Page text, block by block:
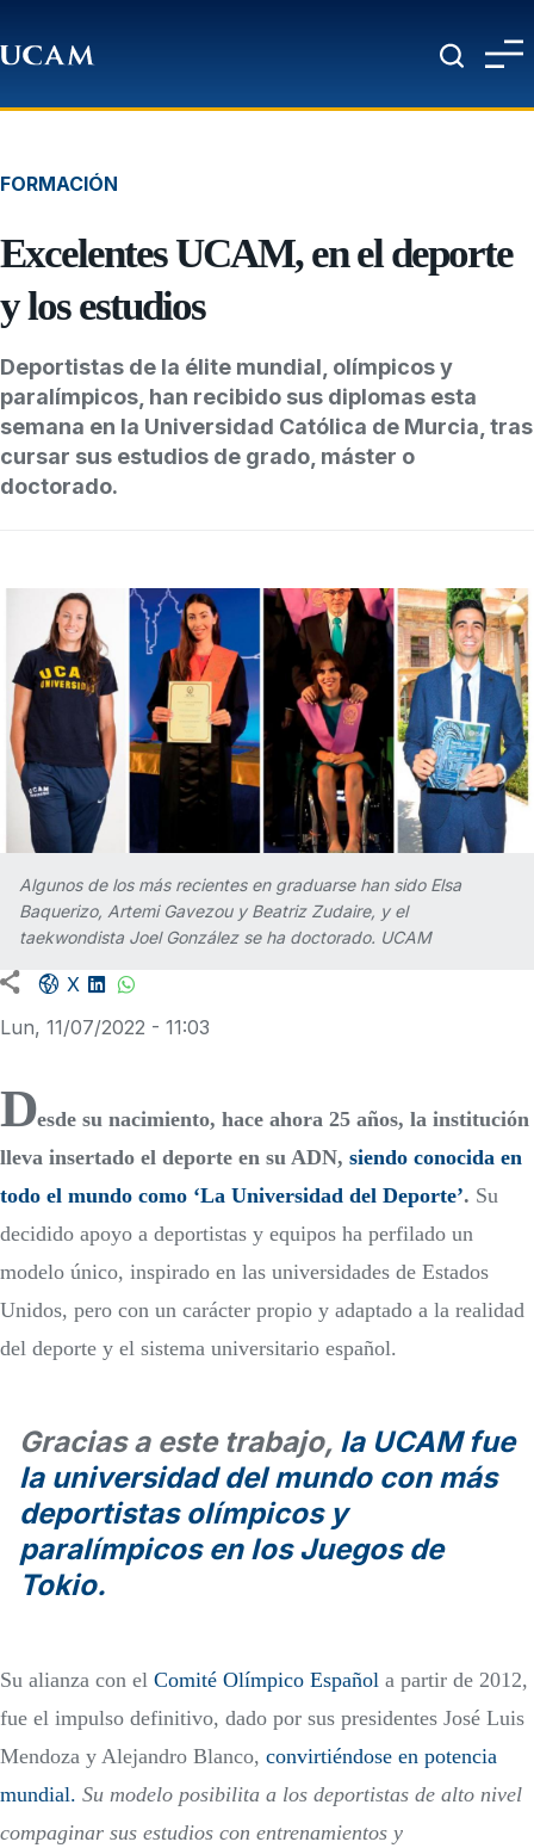
FORMACIÓN
Excelentes UCAM, en el deporte
y los estudios
Deportistas de la élite mundial, olímpicos y
paralímpicos, han recibido sus diplomas esta
semana en la Universidad Católica de Murcia, tras
cursar sus estudios de grado, máster o
doctorado.
Algunos de los más recientes en graduarse han sido Elsa
Baquerizo, Artemi Gavezou y Beatriz Zudaire, y el
taekwondista Joel González se ha doctorado. UCAM
Facebook share
X LinkedIn
Lun, 11/07/2022 - 11:03
Desde su nacimiento, hace ahora 25 años, la institución
lleva insertado el deporte en su ADN, siendo conocida en
todo el mundo como ‘La Universidad del Deporte’. Su
decidido apoyo a deportistas y equipos ha perfilado un
modelo único, inspirado en las universidades de Estados
Unidos, pero con un carácter propio y adaptado a la realidad
del deporte y el sistema universitario español.
Gracias a este trabajo, la UCAM fue
la universidad del mundo con más
deportistas olímpicos y
paralímpicos en los Juegos de
Tokio.
Su alianza con el Comité Olímpico Español a partir de 2012,
fue el impulso definitivo, dado por sus presidentes José Luis
Mendoza y Alejandro Blanco, convirtiéndose en potencia
mundial. Su modelo posibilita a los deportistas de alto nivel
compaginar sus estudios con entrenamientos y